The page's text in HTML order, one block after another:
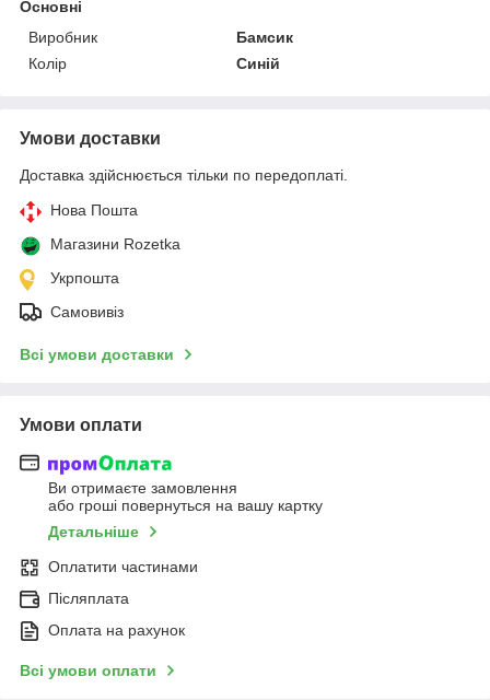
Основні
Виробник
Бамсик
Колір
Синій
Умови доставки
Доставка здійснюється тільки по передоплаті.
Нова Пошта
Магазини Rozetka
Укрпошта
Самовивіз
Всі умови доставки
Умови оплати
Ви отримаєте замовлення
або гроші повернуться на вашу картку
Детальніше
Оплатити частинами
Післяплата
Оплата на рахунок
Всі умови оплати